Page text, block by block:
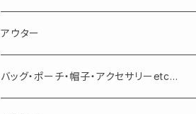
パンツ
アウター
バッグ・ポーチ・帽子・アクセサリーetc...